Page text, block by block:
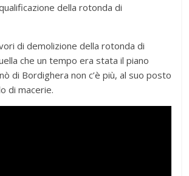
della rotonda di
di demolizione della rotonda di
che un tempo era stata il piano
di Bordighera non c’è più, al suo posto
di macerie.